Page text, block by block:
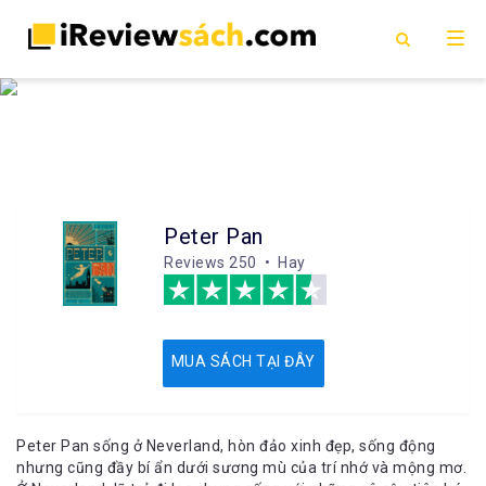
Peter Pan
Reviews 250 • Hay
MUA SÁCH TẠI ĐÂY
Peter Pan sống ở Neverland, hòn đảo xinh đẹp, sống động
nhưng cũng đầy bí ẩn dưới sương mù của trí nhớ và mộng mơ.